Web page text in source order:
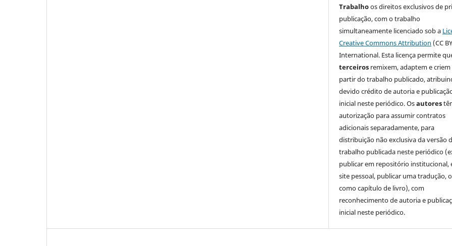
Trabalhoos direitos exclusivos de
publicação, com o trabalho
simultaneamente licenciado sob a
Creative Commons Attribution (CC
International. Esta licença permite
terceiros remixem, adaptem e criem
partir do trabalho publicado,
devido crédito de autoria e
inicial neste periódico. Osautores
autorização para assumir contratos
adicionais separadamente, para
distribuição não exclusiva da versão
trabalho publicada neste periódico
publicar em repositório institucional,
site pessoal, publicar uma tradução,
como capítulo de livro), com
reconhecimento de autoria e
inicial neste periódico.